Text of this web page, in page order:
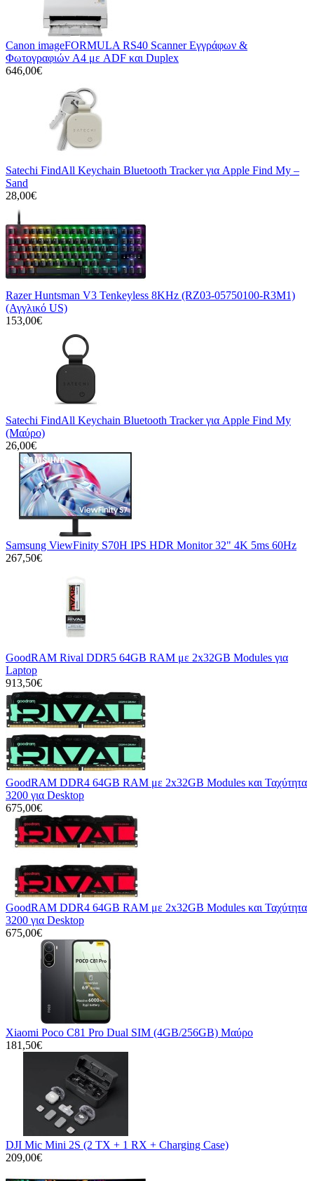
Canon imageFORMULA RS40 Scanner Εγγράφων &
Φωτογραφιών A4 με ADF και Duplex
646,00€
Satechi FindAll Keychain Bluetooth Tracker για Apple Find My –
Sand
28,00€
Razer Huntsman V3 Tenkeyless 8KHz (RZ03-05750100-R3M1)
(Αγγλικό US)
153,00€
Satechi FindAll Keychain Bluetooth Tracker για Apple Find My
(Μαύρο)
26,00€
Samsung ViewFinity S70H IPS HDR Monitor 32" 4K 5ms 60Hz
267,50€
GoodRAM Rival DDR5 64GB RAM με 2x32GB Modules για
Laptop
913,50€
GoodRAM DDR4 64GB RAM με 2x32GB Modules και Ταχύτητα
3200 για Desktop
675,00€
GoodRAM DDR4 64GB RAM με 2x32GB Modules και Ταχύτητα
3200 για Desktop
675,00€
Xiaomi Poco C81 Pro Dual SIM (4GB/256GB) Μαύρο
181,50€
DJI Mic Mini 2S (2 TX + 1 RX + Charging Case)
209,00€